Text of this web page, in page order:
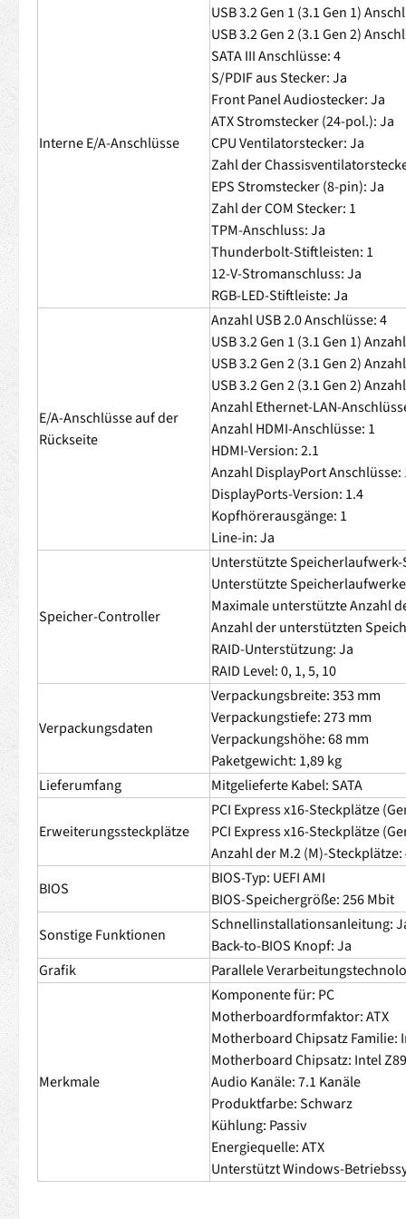
Interne E/A-Anschlüsse
USB 3.2 Gen 1 (3.1 Gen 1)
USB 3.2 Gen 2 (3.1 Gen 2)
SATA III Anschlüsse: 4
S/PDIF aus Stecker: Ja
Front Panel Audiostecker: Ja
ATX Stromstecker (24-pol.): Ja
CPU Ventilatorstecker: Ja
Zahl der
EPS Stromstecker (8-pin): Ja
Zahl der COM Stecker: 1
TPM-Anschluss: Ja
Thunderbolt-Stiftleisten: 1
12-V-Stromanschluss: Ja
RGB-LED-Stiftleiste: Ja
E/A-Anschlüsse auf der
Rückseite
Anzahl USB 2.0 Anschlüsse: 4
USB 3.2 Gen 1 (3.1 Gen 1)
USB 3.2 Gen 2 (3.1 Gen 2)
USB 3.2 Gen 2 (3.1 Gen 2)
Anzahl Ethernet-LAN-
Anzahl HDMI-Anschlüsse: 1
HDMI-Version: 2.1
Anzahl DisplayPort Anschlüsse:
DisplayPorts-Version: 1.4
Kopfhörerausgänge: 1
Line-in: Ja
Speicher-Controller
Unterstützte Speicherlaufwerk-
Unterstützte
Maximale unterstützte Anzahl
Anzahl der unterstützten
RAID-Unterstützung: Ja
RAID Level: 0, 1, 5, 10
Verpackungsdaten
Verpackungsbreite: 353 mm
Verpackungstiefe: 273 mm
Verpackungshöhe: 68 mm
Paketgewicht: 1,89 kg
Lieferumfang
Mitgelieferte Kabel: SATA
Erweiterungssteckplätze
PCI Express x16-Steckplätze
PCI Express x16-Steckplätze
Anzahl der M.2 (M)-Steckplätze:
BIOS
BIOS-Typ: UEFI AMI
BIOS-Speichergröße: 256 Mbit
Sonstige Funktionen
Schnellinstallationsanleitung:
Back-to-BIOS Knopf: Ja
Grafik
Parallele
Merkmale
Komponente für: PC
Motherboardformfaktor: ATX
Motherboard Chipsatz Familie:
Motherboard Chipsatz: Intel
Audio Kanäle: 7.1 Kanäle
Produktfarbe: Schwarz
Kühlung: Passiv
Energiequelle: ATX
Unterstützt Windows-